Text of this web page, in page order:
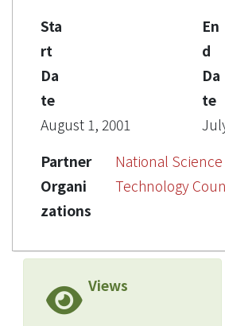
Sta
rt
Da
te
August 1, 2001
En
d
Da
te
Partner
Organi
zations
National
Technology
Views